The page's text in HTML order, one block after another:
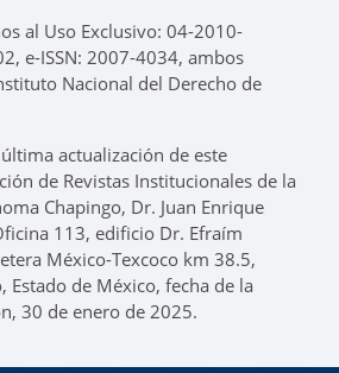
al Uso Exclusivo: 04-2010-
e-ISSN: 2007-4034, ambos
Nacional del Derecho de
actualización de este
de Revistas Institucionales de la
Chapingo, Dr. Juan Enrique
113, edificio Dr. Efraím
México-Texcoco km 38.5,
Estado de México, fecha de la
30 de enero de 2025.